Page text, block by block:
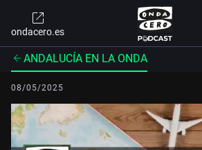
ondacero.es
ANDALUCÍA EN LA ONDA
08/05/2025